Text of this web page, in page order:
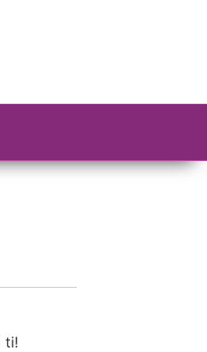
ti!